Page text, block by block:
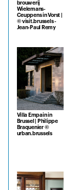
brouwerij
Wielemans-
Ceuppens in Vorst |
© visit.brussels -
Jean-Paul Remy
Villa Empain in
Brussel | Philippe
Braquenier ©
urban.brussels